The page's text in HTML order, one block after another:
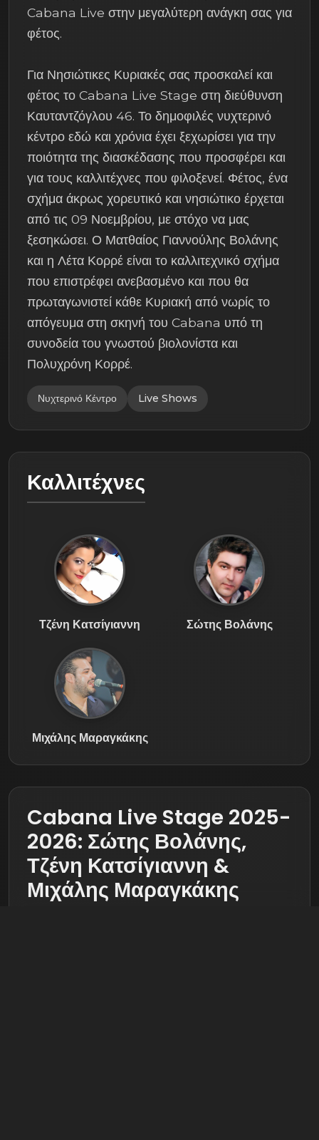
Cabana Live στην μεγαλύτερη ανάγκη σας για
φέτος.
Για Νησιώτικες Κυριακές σας προσκαλεί και
φέτος το Cabana Live Stage στη διεύθυνση
Καυταντζόγλου 46. Το δημοφιλές νυχτερινό
κέντρο εδώ και χρόνια έχει ξεχωρίσει για την
ποιότητα της διασκέδασης που προσφέρει και
για τους καλλιτέχνες που φιλοξενεί. Φέτος, ένα
σχήμα άκρως χορευτικό και νησιώτικο έρχεται
από τις 09 Νοεμβρίου, με στόχο να μας
ξεσηκώσει. Ο Ματθαίος Γιαννούλης Βολάνης
και η Λέτα Κορρέ είναι το καλλιτεχνικό σχήμα
που επιστρέφει ανεβασμένο και που θα
πρωταγωνιστεί κάθε Κυριακή από νωρίς το
απόγευμα στη σκηνή του Cabana υπό τη
συνοδεία του γνωστού βιολονίστα και
Πολυχρόνη Κορρέ.
Νυχτερινό Κέντρο Live Shows
Καλλιτέχνες
Τζένη Κατσίγιαννη Σώτης Βολάνης
Μιχάλης Μαραγκάκης
Cabana Live Stage 2025-
2026: Σώτης Βολάνης,
Τζένη Κατσίγιαννη &
Μιχάλης Μαραγκάκης